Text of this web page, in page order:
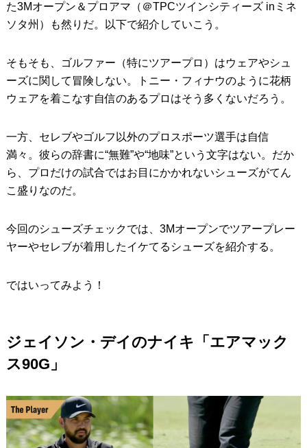
た3Mオープン＆プロアマ（＠TPCツインシティーズ inミネ
ソタ州）も然りだ。以下で紹介していこう。
そもそも、ゴルファー（特にツアープロ）はウェアやシュ
ーズに関して冒険しない。トニー・フィナウのように花柄
ウェアを着こなす自信のあるプロはそう多くないだろう。
一方、セレブやゴルフ以外のプロスポーツ選手は自信
満々。彼らの辞書に“無難”や“地味”という文字はない。だか
ら、プロだけの試合ではお目にかかれないシューズがてん
こ盛りなのだ。
今回のシューズチェックでは、3Mオープンでツアープレー
ヤーやセレブが着用したイケてるシューズを紹介する。
ではいってみよう！
ジェイソン・デイのナイキ「エアマック
ス90G」
Editor’s Picks 編集部のおすすめ
Our Mission 私たちの使命
ABOUT US MyGolfSpyJapanとは？